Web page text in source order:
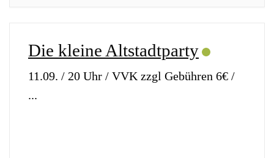
Die kleine Altstadtparty
11.09. / 20 Uhr / VVK zzgl Gebühren 6€ /
...